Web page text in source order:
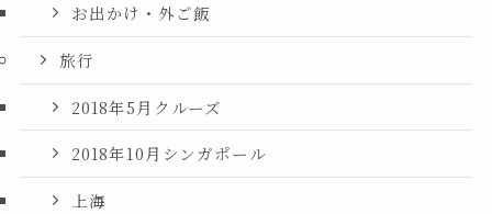
お出かけ・外ご飯
旅行
2018年5月クルーズ
2018年10月シンガポール
上海